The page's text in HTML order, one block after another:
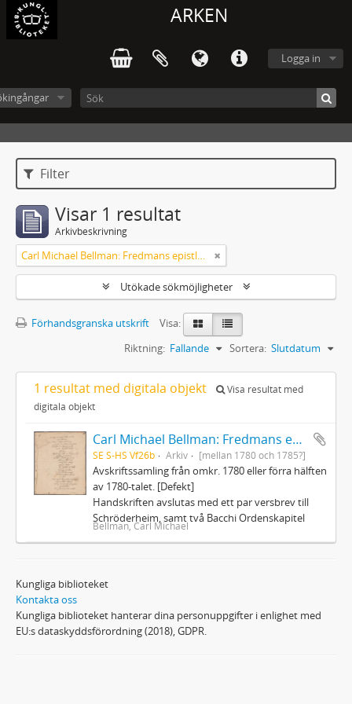
ARKEN
Logga in
Filter
Visar 1 resultat
Arkivbeskrivning
Carl Michael Bellman: Fredmans epistlar och sånger m.fl. Bellman-texter
Utökade sökmöjligheter
Förhandsgranska utskrift
Visa:
Sortera: Slutdatum
Riktning: Fallande
1 resultat med digitala objekt
Visa resultat med
digitala objekt
Carl Michael Bellman: Fredmans epistlar och sånger m.fl. Bellman-texter
SE S-HS Vf26b Arkiv [mellan 1780 och 1785?]
Avskriftssamling från omkr. 1780 eller förra hälften
av 1780-talet. [Defekt]
Handskriften avslutas med ett par versbrev till
Schröderheim, samt två Bacchi Ordenskapitel
Bellman, Carl Michael
Kungliga biblioteket
Kontakta oss
Kungliga biblioteket hanterar dina personuppgifter i enlighet med
EU:s dataskyddsförordning (2018), GDPR.